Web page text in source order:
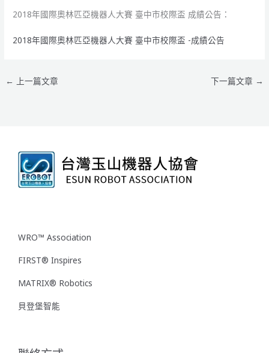
2018年國際奧林匹亞機器人大賽 臺中市校際盃 成績公告：
2018年國際奧林匹亞機器人大賽 臺中市校際盃 -成績公告
← 上一篇文章 下一篇文章 →
WRO™ Association
FIRST® Inspires
MATRIX® Robotics
貝登堡智能